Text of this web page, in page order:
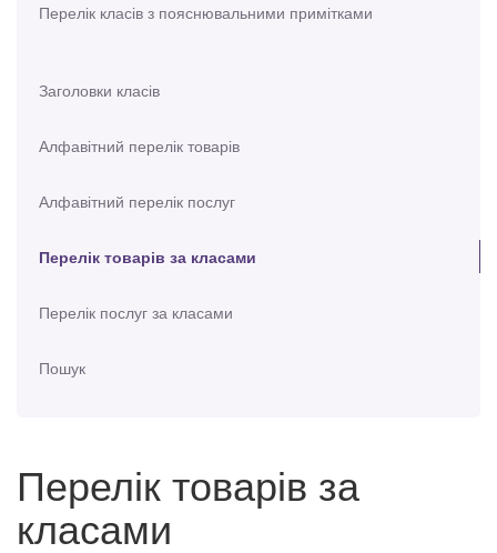
Перелік класів з пояснювальними примітками
Заголовки класів
Алфавітний перелік товарів
Алфавітний перелік послуг
Перелік товарів за класами
Перелік послуг за класами
Пошук
Перелік товарів за
класами